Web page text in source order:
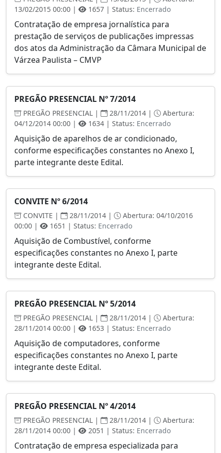
13/02/2015 00:00 |
1657 | Status: Encerrado
Contratação de empresa jornalística para
prestação de serviços de publicações impressas
dos atos da Administração da Câmara Municipal de
Várzea Paulista – CMVP
PREGÃO PRESENCIAL Nº 7/2014
PREGÃO PRESENCIAL | 28/11/2014 |
Abertura:
04/12/2014 00:00 |
1634 | Status: Encerrado
Aquisição de aparelhos de ar condicionado,
conforme especificações constantes no Anexo I,
parte integrante deste Edital.
CONVITE Nº 6/2014
CONVITE | 28/11/2014 |
Abertura: 04/10/2016
00:00 |
1651 | Status: Encerrado
Aquisição de Combustível, conforme
especificações constantes no Anexo I, parte
integrante deste Edital.
PREGÃO PRESENCIAL Nº 5/2014
PREGÃO PRESENCIAL | 28/11/2014 |
Abertura:
28/11/2014 00:00 |
1653 | Status: Encerrado
Aquisição de computadores, conforme
especificações constantes no Anexo I, parte
integrante deste Edital.
PREGÃO PRESENCIAL Nº 4/2014
PREGÃO PRESENCIAL | 28/11/2014 |
Abertura:
28/11/2014 00:00 |
2051 | Status: Encerrado
Contratação de empresa especializada para